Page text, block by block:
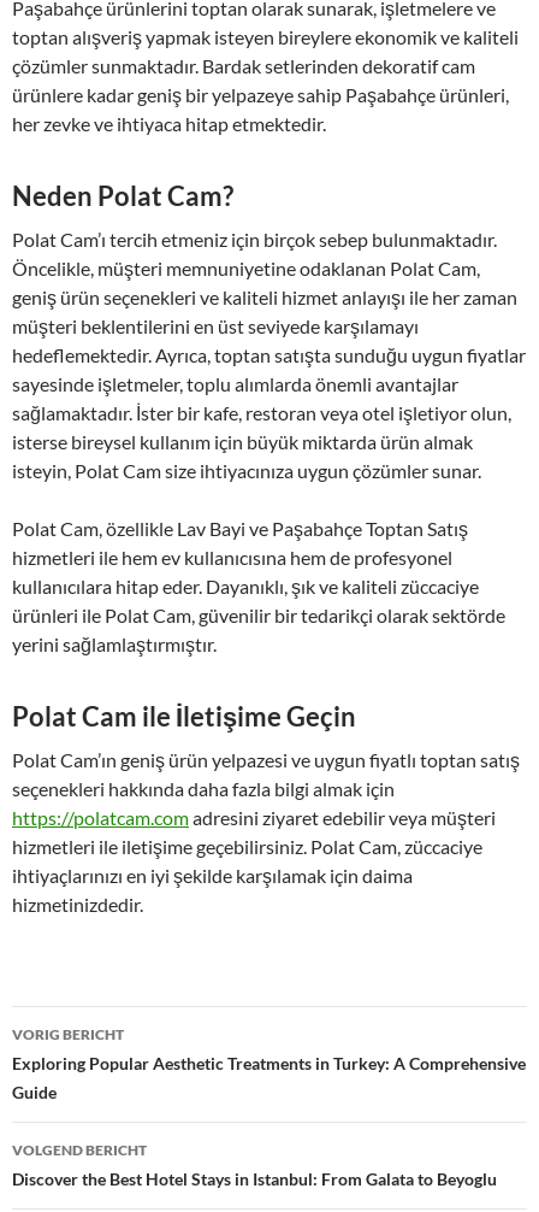
Paşabahçe ürünlerini toptan olarak sunarak, işletmelere ve
toptan alışveriş yapmak isteyen bireylere ekonomik ve kaliteli
çözümler sunmaktadır. Bardak setlerinden dekoratif cam
ürünlere kadar geniş bir yelpazeye sahip Paşabahçe ürünleri,
her zevke ve ihtiyaca hitap etmektedir.
Neden Polat Cam?
Polat Cam’ı tercih etmeniz için birçok sebep bulunmaktadır.
Öncelikle, müşteri memnuniyetine odaklanan Polat Cam,
geniş ürün seçenekleri ve kaliteli hizmet anlayışı ile her zaman
müşteri beklentilerini en üst seviyede karşılamayı
hedeflemektedir. Ayrıca, toptan satışta sunduğu uygun fiyatlar
sayesinde işletmeler, toplu alımlarda önemli avantajlar
sağlamaktadır. İster bir kafe, restoran veya otel işletiyor olun,
isterse bireysel kullanım için büyük miktarda ürün almak
isteyin, Polat Cam size ihtiyacınıza uygun çözümler sunar.
Polat Cam, özellikle Lav Bayi ve Paşabahçe Toptan Satış
hizmetleri ile hem ev kullanıcısına hem de profesyonel
kullanıcılara hitap eder. Dayanıklı, şık ve kaliteli züccaciye
ürünleri ile Polat Cam, güvenilir bir tedarikçi olarak sektörde
yerini sağlamlaştırmıştır.
Polat Cam ile İletişime Geçin
Polat Cam’ın geniş ürün yelpazesi ve uygun fiyatlı toptan satış
seçenekleri hakkında daha fazla bilgi almak için
https://polatcam.comadresini ziyaret edebilir veya müşteri
hizmetleri ile iletişime geçebilirsiniz. Polat Cam, züccaciye
ihtiyaçlarınızı en iyi şekilde karşılamak için daima
hizmetinizdedir.
Bericht
navigatie
VORIG BERICHT
Exploring Popular Aesthetic Treatments in Turkey: A Comprehensive
Guide
VOLGEND BERICHT
Discover the Best Hotel Stays in Istanbul: From Galata to Beyoglu